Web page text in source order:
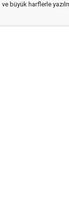
büyük harflerle